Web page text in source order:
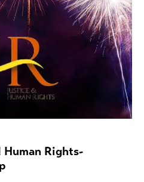
Rights-